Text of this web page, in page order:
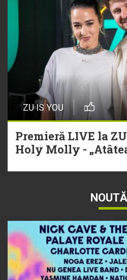
ZU IS YOU
Premieră LIVE la
Holy Molly -